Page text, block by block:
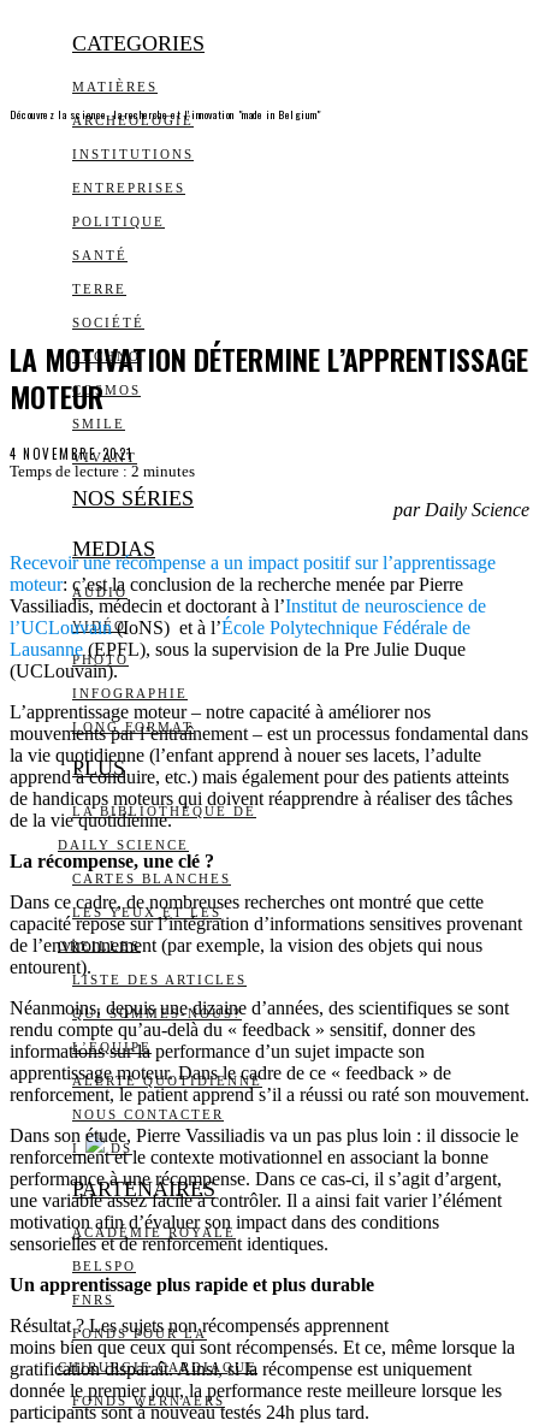
CATEGORIES
MATIÈRES
ARCHEOLOGIE
INSTITUTIONS
ENTREPRISES
POLITIQUE
SANTÉ
TERRE
SOCIÉTÉ
TECHNO
COSMOS
SMILE
VIVANT
NOS SÉRIES
MEDIAS
AUDIO
VIDÉO
PHOTO
INFOGRAPHIE
LONG FORMAT
PLUS
LA BIBLIOTHÈQUE DE
DAILY SCIENCE
CARTES BLANCHES
LES YEUX ET LES
OREILLES
LISTE DES ARTICLES
QUI SOMMES-NOUS?
L’ÉQUIPE
ALERTE QUOTIDIENNE
NOUS CONTACTER
I DS
PARTENAIRES
ACADÉMIE ROYALE
BELSPO
FNRS
FONDS POUR LA
CHIRURGIE CARDIAQUE
FONDS WERNAERS
Découvrez la science, la recherche et l’innovation "made in Belgium"
LA MOTIVATION DÉTERMINE L’APPRENTISSAGE
MOTEUR
4 NOVEMBRE 2021
Temps de lecture : 2 minutes
par Daily Science
Recevoir une récompense a un impact positif sur l’apprentissage
moteur: c’est la conclusion de la recherche menée par Pierre
Vassiliadis, médecin et doctorant à l’Institut de neuroscience de
l’UCLouvain(IoNS) et à l’École Polytechnique Fédérale de
Lausanne (EPFL), sous la supervision de la Pre Julie Duque
(UCLouvain).
L’apprentissage moteur – notre capacité à améliorer nos
mouvements par l’entraînement – est un processus fondamental dans
la vie quotidienne (l’enfant apprend à nouer ses lacets, l’adulte
apprend à conduire, etc.) mais également pour des patients atteints
de handicaps moteurs qui doivent réapprendre à réaliser des tâches
de la vie quotidienne.
La récompense, une clé ?
Dans ce cadre, de nombreuses recherches ont montré que cette
capacité repose sur l’intégration d’informations sensitives provenant
de l’environnement (par exemple, la vision des objets qui nous
entourent).
Néanmoins, depuis une dizaine d’années, des scientifiques se sont
rendu compte qu’au-delà du « feedback » sensitif, donner des
informations sur la performance d’un sujet impacte son
apprentissage moteur. Dans le cadre de ce « feedback » de
renforcement, le patient apprend s’il a réussi ou raté son mouvement.
Dans son étude, Pierre Vassiliadis va un pas plus loin : il dissocie le
renforcement et le contexte motivationnel en associant la bonne
performance à une récompense. Dans ce cas-ci, il s’agit d’argent,
une variable assez facile à contrôler. Il a ainsi fait varier l’élément
motivation afin d’évaluer son impact dans des conditions
sensorielles et de renforcement identiques.
Un apprentissage plus rapide et plus durable
Résultat ? Les sujets non récompensés apprennent
moins bien que ceux qui sont récompensés. Et ce, même lorsque la
gratification disparaît. Ainsi, si la récompense est uniquement
donnée le premier jour, la performance reste meilleure lorsque les
participants sont à nouveau testés 24h plus tard.